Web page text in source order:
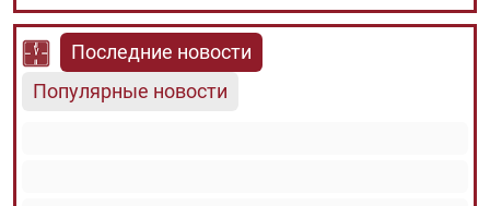
Последние новости
Популярные новости